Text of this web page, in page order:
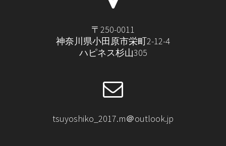
〒250-0011
神奈川県小田原市栄町2-12-4
ハピネス杉山305
tsuyoshiko_2017.m＠outlook.jp